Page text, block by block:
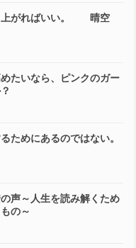
上がればいい。 晴空
たいなら、ピンクのガー
ためにあるのではない。
声～人生を読み解くため
の～